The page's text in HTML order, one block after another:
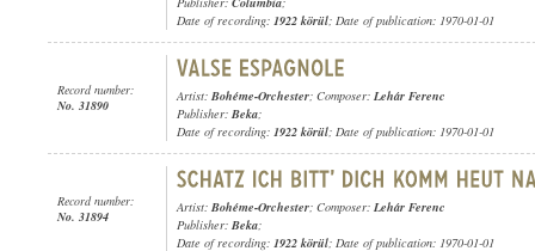
Date of recording: 1922 körül; Date of publication: 1970-01-01
Record number:
No. 31890
Artist: Bohéme-Orchester; Composer: Lehár Ferenc
Publisher: Beka;
Date of recording: 1922 körül; Date of publication: 1970-01-01
Record number:
No. 31894
Artist: Bohéme-Orchester; Composer: Lehár Ferenc
Publisher: Beka;
Date of recording: 1922 körül; Date of publication: 1970-01-01